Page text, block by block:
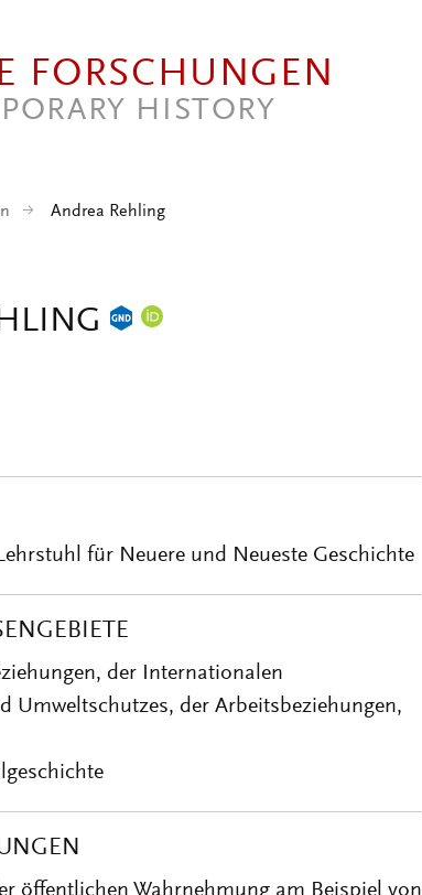
FORSCHUNGEN
HISTORY
Andrea Rehling
für Neuere und Neueste Geschichte
der Internationalen
Umweltschutzes, der Arbeitsbeziehungen,
öffentlichen Wahrnehmung am Beispiel von